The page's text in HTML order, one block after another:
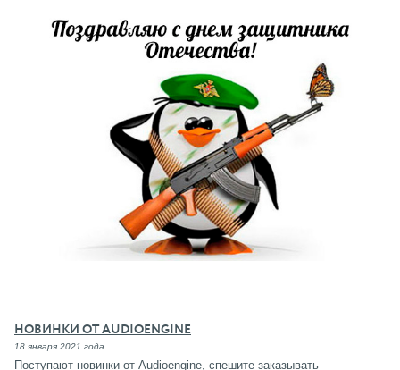
НОВИНКИ ОТ AUDIOENGINE
18 января 2021 года
Поступают новинки от Audioengine, спешите заказывать